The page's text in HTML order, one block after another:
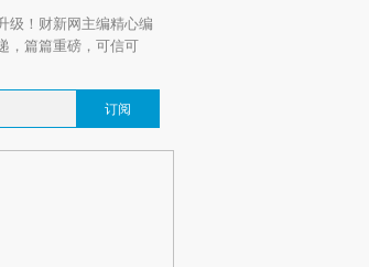
级！财新网主编精心编
，篇篇重磅，可信可
订阅